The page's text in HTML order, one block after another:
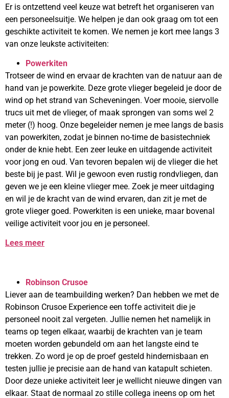
Er is ontzettend veel keuze wat betreft het organiseren van
een personeelsuitje. We helpen je dan ook graag om tot een
geschikte activiteit te komen. We nemen je kort mee langs 3
van onze leukste activiteiten:
Powerkiten
Trotseer de wind en ervaar de krachten van de natuur aan de
hand van je powerkite. Deze grote vlieger begeleid je door de
wind op het strand van Scheveningen. Voer mooie, siervolle
trucs uit met de vlieger, of maak sprongen van soms wel 2
meter (!) hoog. Onze begeleider nemen je mee langs de basis
van powerkiten, zodat je binnen no-time de basistechniek
onder de knie hebt. Een zeer leuke en uitdagende activiteit
voor jong en oud. Van tevoren bepalen wij de vlieger die het
beste bij je past. Wil je gewoon even rustig rondvliegen, dan
geven we je een kleine vlieger mee. Zoek je meer uitdaging
en wil je de kracht van de wind ervaren, dan zit je met de
grote vlieger goed. Powerkiten is een unieke, maar bovenal
veilige activiteit voor jou en je personeel.
Lees meer
Robinson Crusoe
Liever aan de teambuilding werken? Dan hebben we met de
Robinson Crusoe Experience een toffe activiteit die je
personeel nooit zal vergeten. Jullie nemen het namelijk in
teams op tegen elkaar, waarbij de krachten van je team
moeten worden gebundeld om aan het langste eind te
trekken. Zo word je op de proef gesteld hindernisbaan en
testen jullie je precisie aan de hand van katapult schieten.
Door deze unieke activiteit leer je wellicht nieuwe dingen van
elkaar. Staat de normaal zo stille collega ineens op om het